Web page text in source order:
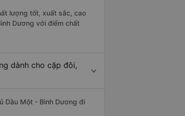
lượng tốt, xuất sắc, cao
Dương với điểm chất
dành cho cặp đôi,
Dầu Một - Bình Dương đi